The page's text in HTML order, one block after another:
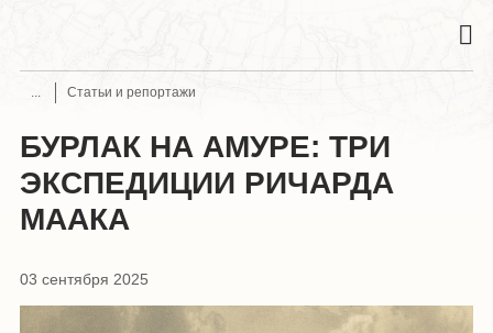
Статьи и репортажи
БУРЛАК НА АМУРЕ: ТРИ
ЭКСПЕДИЦИИ РИЧАРДА
МААКА
03 сентября 2025